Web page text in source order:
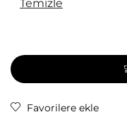
Temizle
Favorilere ekle